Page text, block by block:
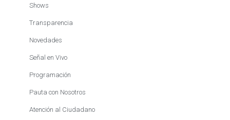
Shows
Transparencia
Novedades
Señal en Vivo
Programación
Pauta con Nosotros
Atención al Ciudadano